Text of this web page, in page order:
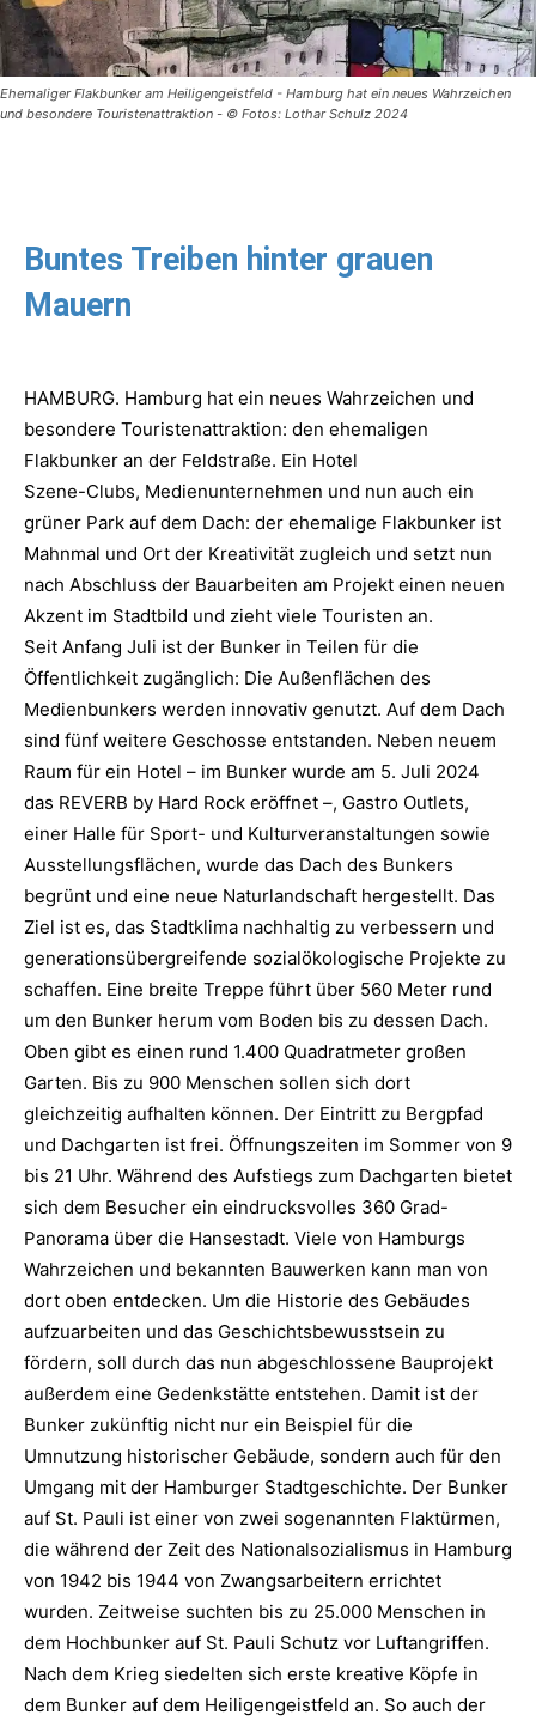
Ehemaliger Flakbunker am Heiligengeistfeld - Hamburg hat ein neues Wahrzeichen
und besondere Touristenattraktion - © Fotos: Lothar Schulz 2024
Buntes Treiben hinter grauen
Mauern
HAMBURG. Hamburg hat ein neues Wahrzeichen und
besondere Touristenattraktion: den ehemaligen
Flakbunker an der Feldstraße. Ein Hotel
Szene-Clubs, Medienunternehmen und nun auch ein
grüner Park auf dem Dach: der ehemalige Flakbunker ist
Mahnmal und Ort der Kreativität zugleich und setzt nun
nach Abschluss der Bauarbeiten am Projekt einen neuen
Akzent im Stadtbild und zieht viele Touristen an.
Seit Anfang Juli ist der Bunker in Teilen für die
Öffentlichkeit zugänglich: Die Außenflächen des
Medienbunkers werden innovativ genutzt. Auf dem Dach
sind fünf weitere Geschosse entstanden. Neben neuem
Raum für ein Hotel – im Bunker wurde am 5. Juli 2024
das REVERB by Hard Rock eröffnet –, Gastro Outlets,
einer Halle für Sport- und Kulturveranstaltungen sowie
Ausstellungsflächen, wurde das Dach des Bunkers
begrünt und eine neue Naturlandschaft hergestellt. Das
Ziel ist es, das Stadtklima nachhaltig zu verbessern und
generationsübergreifende sozialökologische Projekte zu
schaffen. Eine breite Treppe führt über 560 Meter rund
um den Bunker herum vom Boden bis zu dessen Dach.
Oben gibt es einen rund 1.400 Quadratmeter großen
Garten. Bis zu 900 Menschen sollen sich dort
gleichzeitig aufhalten können. Der Eintritt zu Bergpfad
und Dachgarten ist frei. Öffnungszeiten im Sommer von 9
bis 21 Uhr. Während des Aufstiegs zum Dachgarten bietet
sich dem Besucher ein eindrucksvolles 360 Grad-
Panorama über die Hansestadt. Viele von Hamburgs
Wahrzeichen und bekannten Bauwerken kann man von
dort oben entdecken. Um die Historie des Gebäudes
aufzuarbeiten und das Geschichtsbewusstsein zu
fördern, soll durch das nun abgeschlossene Bauprojekt
außerdem eine Gedenkstätte entstehen. Damit ist der
Bunker zukünftig nicht nur ein Beispiel für die
Umnutzung historischer Gebäude, sondern auch für den
Umgang mit der Hamburger Stadtgeschichte. Der Bunker
auf St. Pauli ist einer von zwei sogenannten Flaktürmen,
die während der Zeit des Nationalsozialismus in Hamburg
von 1942 bis 1944 von Zwangsarbeitern errichtet
wurden. Zeitweise suchten bis zu 25.000 Menschen in
dem Hochbunker auf St. Pauli Schutz vor Luftangriffen.
Nach dem Krieg siedelten sich erste kreative Köpfe in
dem Bunker auf dem Heiligengeistfeld an. So auch der